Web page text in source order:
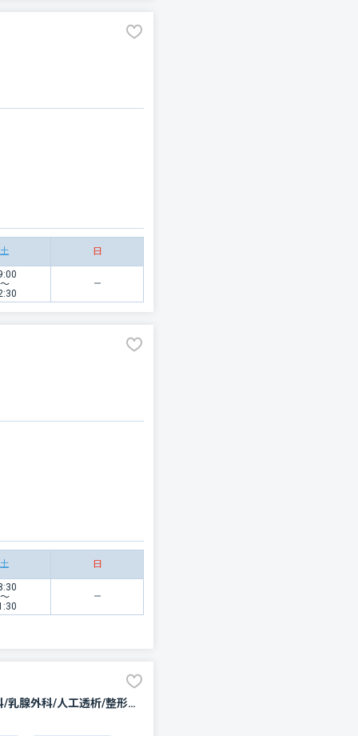
土 日
〜
土 日
〜
内科/糖尿病内科/神経内科/呼吸器内科/循環器科/消化器科/外科/脳神経外科/呼吸器外科/心臓血管外科/乳腺外科/人工透析/整形外科/形成外科/小児科/小児外科/産科/婦人科/眼科/耳鼻咽喉科/皮膚科/泌尿器科/精神科・神経科/歯科口腔外科/リハビリテーション/放射線科/臨床検査・病理診断/救急科/麻酔科